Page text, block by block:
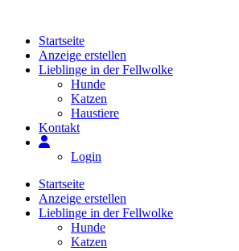
springenStartseite
Anzeige erstellen
Lieblinge in der Fellwolke
Hunde
Katzen
Haustiere
Kontakt
Login
Startseite
Anzeige erstellen
Lieblinge in der Fellwolke
Hunde
Katzen